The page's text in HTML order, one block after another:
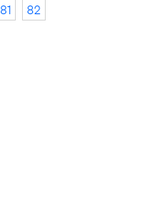
81 82